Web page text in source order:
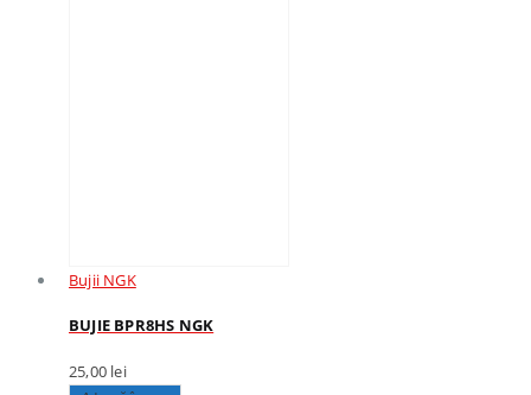
Bujii NGK
BUJIE BPR8HS NGK
25,00 lei